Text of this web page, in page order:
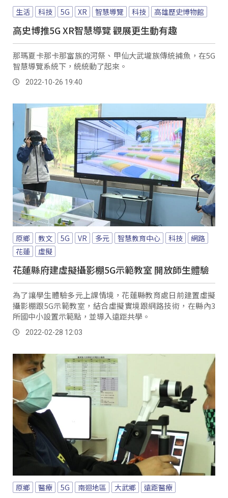
生活 科技 5G XR 智慧導覽 科技 高雄歷史博物館
高史博推5G XR智慧導覽 觀展更生動有趣
那瑪夏卡那卡那富族的河祭、甲仙大武壠族傳統捕魚，在5G
智慧導覽系統下，統統動了起來。
2022-10-26 19:40
原鄉 教文 5G VR 多元 智慧教育中心 科技
網路
花蓮
虛擬
花蓮縣府建虛擬攝影棚5G示範教室 開放師生體驗
為了讓學生體驗多元上課情境，花蓮縣教育處日前建置虛擬
攝影棚跟5G示範教室，結合虛擬實境跟網路技術，在縣內3
所國中小設置示範點，並導入遠距共學。
2022-02-28 12:03
原鄉 醫療 5G 南迴地區 大武鄉 遠距醫療